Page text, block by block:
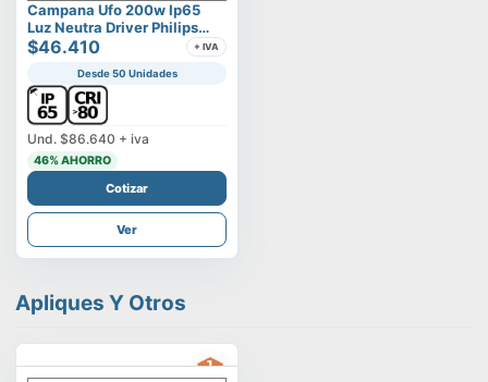
Campana Ufo 200w Ip65
Luz Neutra Driver Philips
Modelo Eltanin
$46.410 + IVA
Desde 50 Unidades
Und. $86.640 + iva
46% AHORRO
Cotizar
Ver
Apliques Y Otros